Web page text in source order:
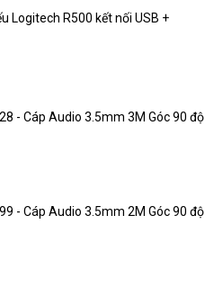
Logitech R500 kết nối USB +
- Cáp Audio 3.5mm 3M Góc 90 độ
- Cáp Audio 3.5mm 2M Góc 90 độ